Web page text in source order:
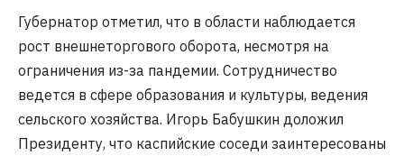
Губернатор отметил, что в области наблюдается
рост внешнеторгового оборота, несмотря на
ограничения из-за пандемии. Сотрудничество
ведется в сфере образования и культуры, ведения
сельского хозяйства. Игорь Бабушкин доложил
Президенту, что каспийские соседи заинтересованы